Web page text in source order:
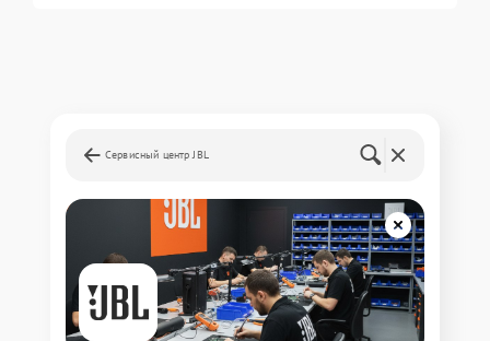
Сервисный центр JBL